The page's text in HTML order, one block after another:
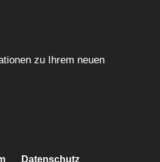
zu Ihrem neuen
Datenschutz